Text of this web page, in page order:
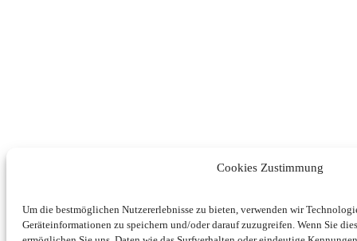
Cookies Zustimmung
Um die bestmöglichen Nutzererlebnisse zu bieten, verwenden wir
Geräteinformationen zu speichern und/oder darauf zuzugreifen. Wenn Sie